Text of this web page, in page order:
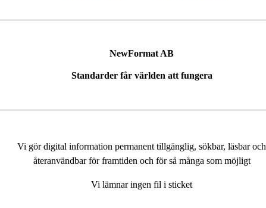
NewFormat AB
Standarder får världen att fungera
Vi gör digital information permanent tillgänglig, sökbar, läsbar och
återanvändbar för framtiden och för så många som möjligt
Vi lämnar ingen fil i sticket